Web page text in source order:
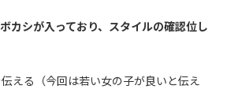
カシが入っており、スタイルの確認位し
える（今回は若い女の子が良いと伝え